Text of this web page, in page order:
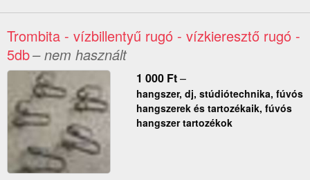
Trombita - vízbillentyű rugó - vízkieresztő rugó -
5db– nem használt
1 000 Ft–
hangszer, dj, stúdiótechnika, fúvós
hangszerek és tartozékaik, fúvós
hangszer tartozékok